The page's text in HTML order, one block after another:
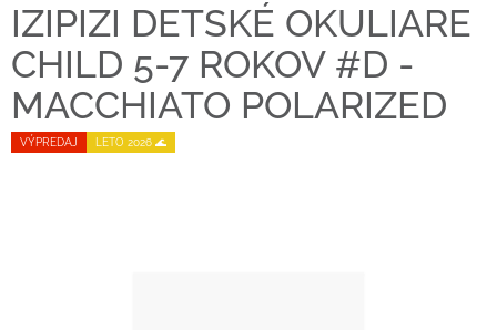
VÝPREDAJ LETO 2026 🌊
IZIPIZI DETSKÉ OKULIARE
CHILD 5-7 ROKOV #D -
MACCHIATO POLARIZED